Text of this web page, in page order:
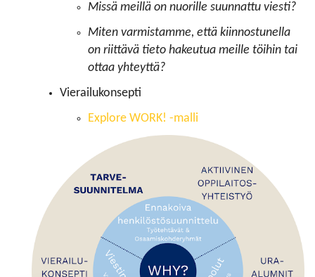
Missä meillä on nuorille suunnattu viesti?
Miten varmistamme, että kiinnostunella
on riittävä tieto hakeutua meille töihin tai
ottaa yhteyttä?
Vierailukonsepti
Explore WORK! -malli